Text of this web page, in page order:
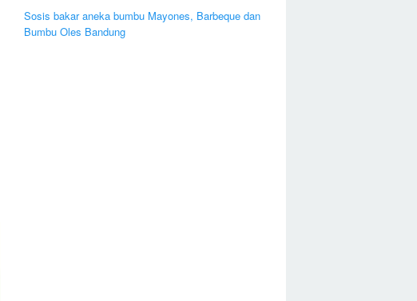
Sosis bakar aneka bumbu Mayones, Barbeque dan
Bumbu Oles Bandung